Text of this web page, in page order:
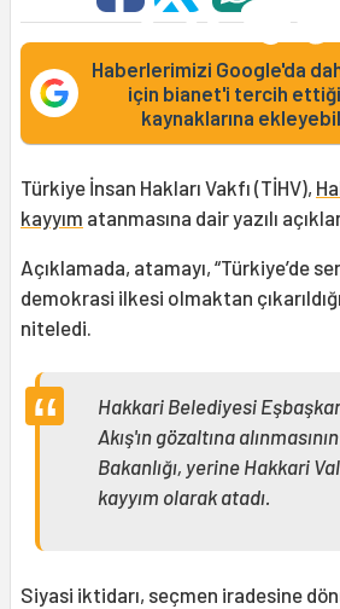
Haberlerimizi Google'da
için bianet'i tercih
kaynaklarına
Türkiye İnsan Hakları Vakfı (TİHV),
kayyım atanmasına dair yazılı
Açıklamada, atamayı, “Türkiye’de
demokrasi ilkesi olmaktan
niteledi.
Hakkari Belediyesi
Akış'ın gözaltına
Bakanlığı, yerine Hakkari
kayyım olarak atadı.
Siyasi iktidarı, seçmen iradesine